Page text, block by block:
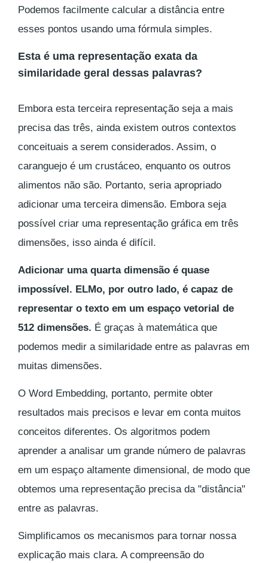
Podemos facilmente calcular a distância entre
esses pontos usando uma fórmula simples.
Esta é uma representação exata da
similaridade geral dessas palavras?
Embora esta terceira representação seja a mais
precisa das três, ainda existem outros contextos
conceituais a serem considerados. Assim, o
caranguejo é um crustáceo, enquanto os outros
alimentos não são. Portanto, seria apropriado
adicionar uma terceira dimensão. Embora seja
possível criar uma representação gráfica em três
dimensões, isso ainda é difícil.
Adicionar uma quarta dimensão é quase
impossível. ELMo, por outro lado, é capaz de
representar o texto em um espaço vetorial de
512 dimensões. É graças à matemática que
podemos medir a similaridade entre as palavras em
muitas dimensões.
O Word Embedding, portanto, permite obter
resultados mais precisos e levar em conta muitos
conceitos diferentes. Os algoritmos podem
aprender a analisar um grande número de palavras
em um espaço altamente dimensional, de modo que
obtemos uma representação precisa da "distância"
entre as palavras.
Simplificamos os mecanismos para tornar nossa
explicação mais clara. A compreensão do